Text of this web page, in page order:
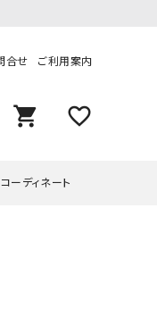
合せ ご利用案内
shopping_cart favorite_outline
ーディネート